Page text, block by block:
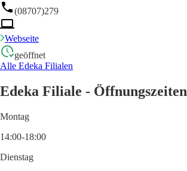
(08707)279
Webseite
geöffnet
Alle Edeka Filialen
Edeka Filiale - Öffnungszeiten
Montag
14:00-18:00
Dienstag